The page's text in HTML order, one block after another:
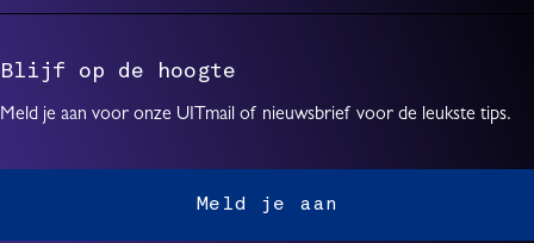
Blijf op de hoogte
Meld je aan voor onze UITmail of nieuwsbrief voor de leukste tips.
Meld je aan